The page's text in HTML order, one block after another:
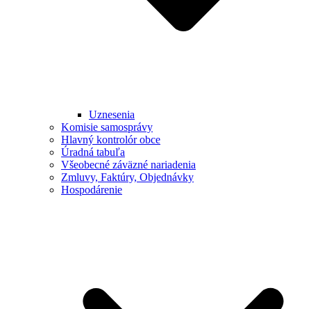
Uznesenia
Komisie samosprávy
Hlavný kontrolór obce
Úradná tabuľa
Všeobecné záväzné nariadenia
Zmluvy, Faktúry, Objednávky
Hospodárenie